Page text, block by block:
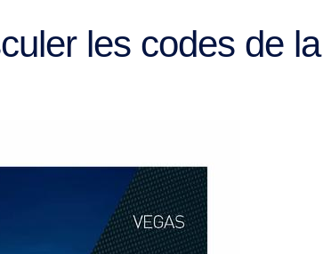
les codes de la